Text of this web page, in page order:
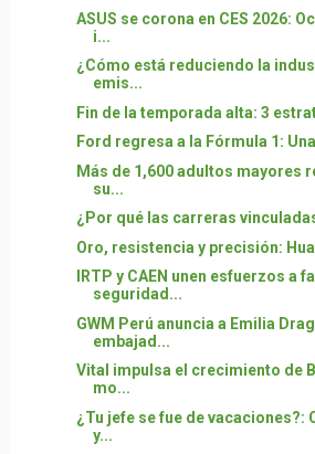
ASUS se corona en CES 2026:
i...
¿Cómo está reduciendo la
emis...
Fin de la temporada alta: 3
Ford regresa a la Fórmula 1:
Más de 1,600 adultos mayores
su...
¿Por qué las carreras
Oro, resistencia y precisión:
IRTP y CAEN unen esfuerzos a
seguridad...
GWM Perú anuncia a Emilia
embajad...
Vital impulsa el crecimiento de
mo...
¿Tu jefe se fue de
y...